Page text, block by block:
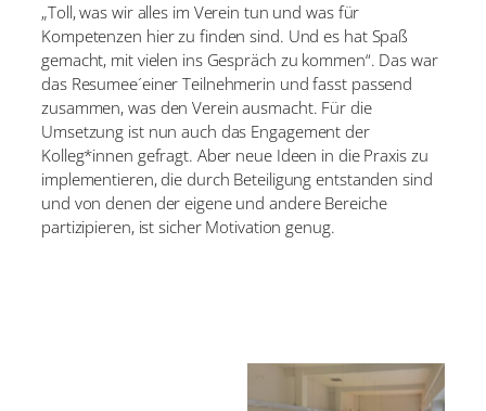
„Toll, was wir alles im Verein tun und was für
Kompetenzen hier zu finden sind. Und es hat Spaß
gemacht, mit vielen ins Gespräch zu kommen“. Das war
das Resumee´einer Teilnehmerin und fasst passend
zusammen, was den Verein ausmacht. Für die
Umsetzung ist nun auch das Engagement der
Kolleg*innen gefragt. Aber neue Ideen in die Praxis zu
implementieren, die durch Beteiligung entstanden sind
und von denen der eigene und andere Bereiche
partizipieren, ist sicher Motivation genug.